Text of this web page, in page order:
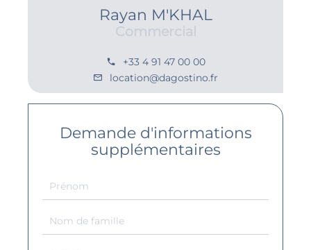
Rayan M'KHAL
Commercial
+33 4 91 47 00 00
location@dagostino.fr
Demande d'informations
supplémentaires